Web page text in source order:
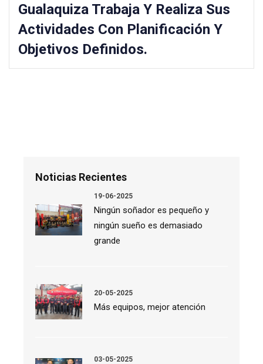
Gualaquiza Trabaja Y Realiza Sus
Actividades Con Planificación Y
Objetivos Definidos.
Noticias Recientes
19-06-2025
Ningún soñador es pequeño y
ningún sueño es demasiado
grande
20-05-2025
Más equipos, mejor atención
03-05-2025